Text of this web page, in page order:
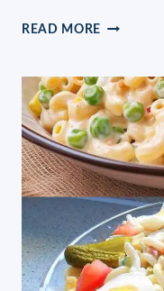
READ MORE VANILLE
OHNE
MEHL,
LEICHT
UND
LECKER!